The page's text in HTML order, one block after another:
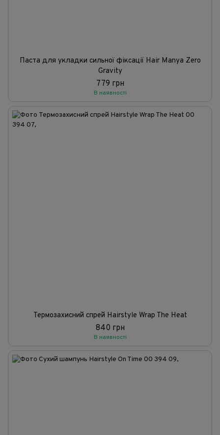
Паста для укладки сильної фіксації Hair Manya Zero
Gravity
779 грн
В наявності
Термозахисний спрей Hairstyle Wrap The Heat
840 грн
В наявності